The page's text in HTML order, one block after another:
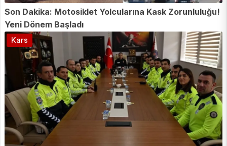
Son Dakika: Motosiklet Yolcularına Kask Zorunluluğu!
Yeni Dönem Başladı
Kars